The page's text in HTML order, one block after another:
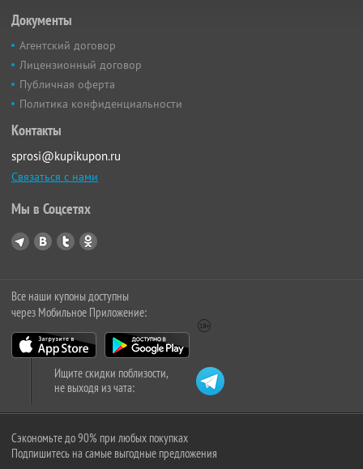
Документы
Агентский договор
Лицензионный договор
Публичная оферта
Политика конфиденциальности
Контакты
sprosi@kupikupon.ru
Связаться с нами
Мы в Соцсетях
Все наши купоны доступны
через Мобильное Приложение:
Ищите скидки поблизости,
не выходя из чата:
Сэкономьте до 90% при любых покупках
Подпишитесь на самые выгодные предложения